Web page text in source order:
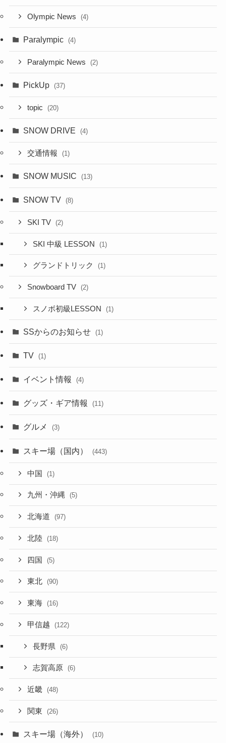
Olympic News (4)
Paralympic (4)
Paralympic News (2)
PickUp (37)
topic (20)
SNOW DRIVE (4)
交通情報 (1)
SNOW MUSIC (13)
SNOW TV (8)
SKI TV (2)
SKI 中級 LESSON (1)
グランドトリック (1)
Snowboard TV (2)
スノボ初級LESSON (1)
SSからのお知らせ (1)
TV (1)
イベント情報 (4)
グッズ・ギア情報 (11)
グルメ (3)
スキー場（国内） (443)
中国 (1)
九州・沖縄 (5)
北海道 (97)
北陸 (18)
四国 (5)
東北 (90)
東海 (16)
甲信越 (122)
長野県 (6)
志賀高原 (6)
近畿 (48)
関東 (26)
スキー場（海外） (10)